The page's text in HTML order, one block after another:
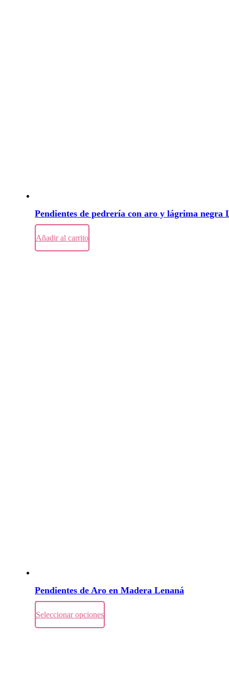
Pendientes de pedrería con aro y lágrima negra
62,00€
Añadir al carrito
Pendientes de Aro en Madera Lenaná
55,00€
Seleccionar opciones